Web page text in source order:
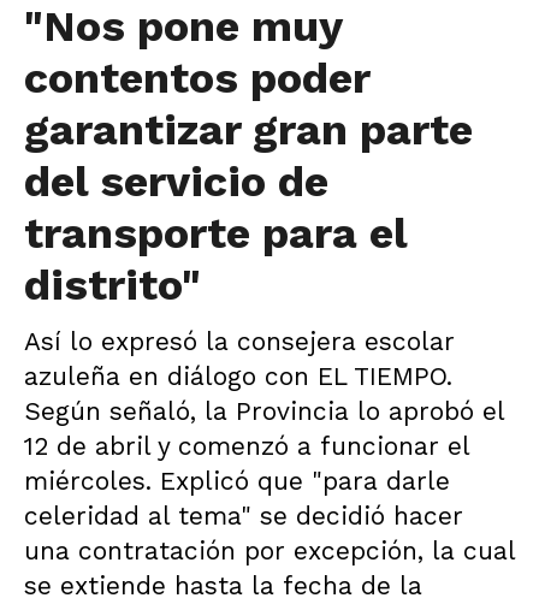
"Nos pone muy
contentos poder
garantizar gran parte
del servicio de
transporte para el
distrito"
Así lo expresó la consejera escolar
azuleña en diálogo con EL TIEMPO.
Según señaló, la Provincia lo aprobó el
12 de abril y comenzó a funcionar el
miércoles. Explicó que "para darle
celeridad al tema" se decidió hacer
una contratación por excepción, la cual
se extiende hasta la fecha de la